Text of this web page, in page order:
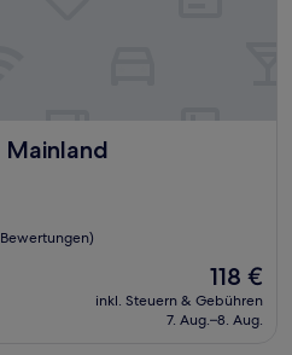
Mainland
Der
Preis
beträgt
118 €
inkl. Steuern & Gebühren
7. Aug.–8. Aug.